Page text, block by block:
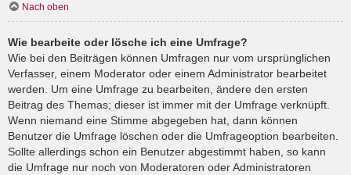
Nach oben
Wie bearbeite oder lösche ich eine Umfrage?
Wie bei den Beiträgen können Umfragen nur vom ursprünglichen
Verfasser, einem Moderator oder einem Administrator bearbeitet
werden. Um eine Umfrage zu bearbeiten, ändere den ersten
Beitrag des Themas; dieser ist immer mit der Umfrage verknüpft.
Wenn niemand eine Stimme abgegeben hat, dann können
Benutzer die Umfrage löschen oder die Umfrageoption bearbeiten.
Sollte allerdings schon ein Benutzer abgestimmt haben, so kann
die Umfrage nur noch von Moderatoren oder Administratoren